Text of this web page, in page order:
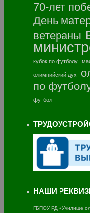
70-лет
День
ветераны
кубок по футболу
олимпийский дух
по
футбол
НАШИ
ГБПОУ РД «Училище